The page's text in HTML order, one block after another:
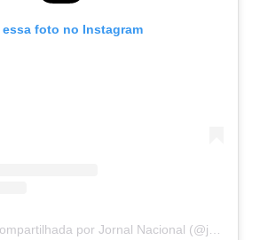
essa foto no Instagram
Uma publicação compartilhada por Jornal Nacional (@jornalnacional)